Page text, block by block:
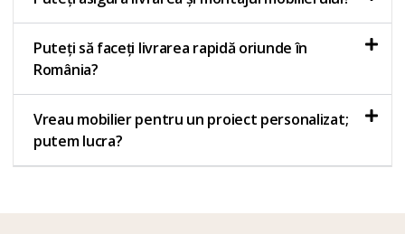
Puteți să faceți livrarea rapidă oriunde în
România?
Vreau mobilier pentru un proiect personalizat;
putem lucra?